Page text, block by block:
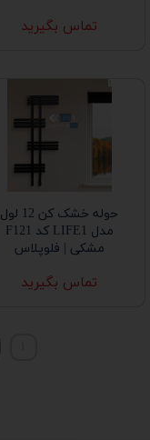
تماس بگیرید
حوله خشک کن 12 لول
مدل LIFE1 کد F121
مشکی | فلوپلاس
تماس بگیرید